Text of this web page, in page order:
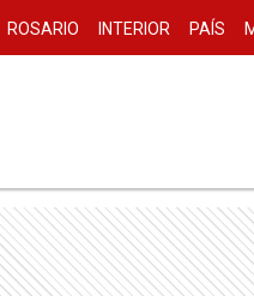
ROSARIO INTERIOR PAÍS